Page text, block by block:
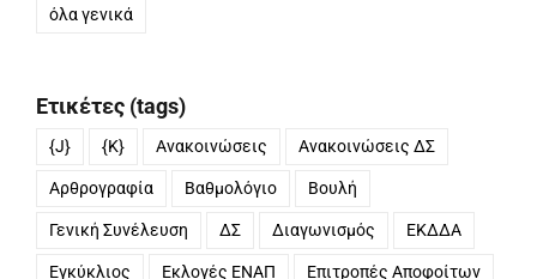
Ταυτότητα
Ετικέτες (tags)
{J} Ανακοινώσεις Ανακοινώσεις ΔΣ
Αρθρογραφία Βαθμολόγιο
Γενική Συνέλευση ΔΣ Διαγωνισμός ΕΚΔΔΑ